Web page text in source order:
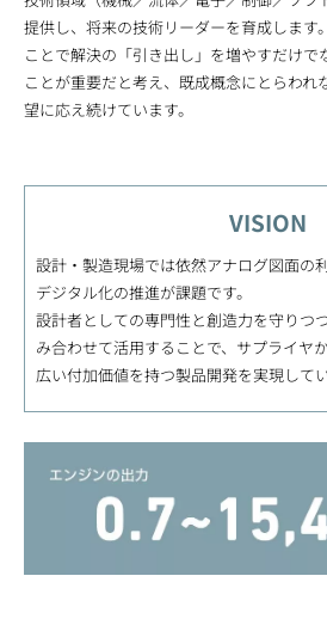
提供し、将来の技術リーダーを育成します
ことで解決の「引き出し」を増やすだけで
ことが重要だと考え、既成概念にとらわれ
望に応え続けています。
VISION
設計・製造現場では依然アナログ図面の
デジタル化の推進が課題です。
設計者としての専門性と創造力を守りつ
み合わせて活用することで、サプライヤ
広い付加価値を持つ製品開発を実現してい